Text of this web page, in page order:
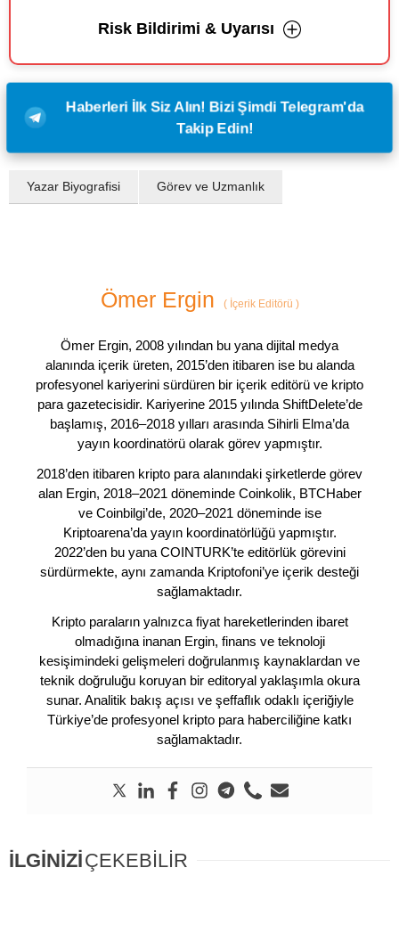
Risk Bildirimi & Uyarısı
Haberleri İlk Siz Alın! Bizi Şimdi Telegram'da
Takip Edin!
Yazar Biyografisi Görev ve Uzmanlık
Ömer Ergin (İçerik Editörü )
Ömer Ergin, 2008 yılından bu yana dijital medya
alanında içerik üreten, 2015’den itibaren ise bu alanda
profesyonel kariyerini sürdüren bir içerik editörü ve kripto
para gazetecisidir. Kariyerine 2015 yılında ShiftDelete’de
başlamış, 2016–2018 yılları arasında Sihirli Elma’da
yayın koordinatörü olarak görev yapmıştır.
2018’den itibaren kripto para alanındaki şirketlerde görev
alan Ergin, 2018–2021 döneminde Coinkolik, BTCHaber
ve Coinbilgi’de, 2020–2021 döneminde ise
Kriptoarena’da yayın koordinatörlüğü yapmıştır.
2022’den bu yana COINTURK’te editörlük görevini
sürdürmekte, aynı zamanda Kriptofoni’ye içerik desteği
sağlamaktadır.
Kripto paraların yalnızca fiyat hareketlerinden ibaret
olmadığına inanan Ergin, finans ve teknoloji
kesişimindeki gelişmeleri doğrulanmış kaynaklardan ve
teknik doğruluğu koruyan bir editoryal yaklaşımla okura
sunar. Analitik bakış açısı ve şeffaflık odaklı içeriğiyle
Türkiye’de profesyonel kripto para haberciliğine katkı
sağlamaktadır.
İLGİNİZİÇEKEBİLİR